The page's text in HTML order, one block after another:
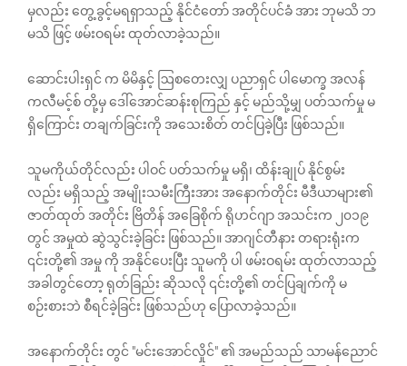
မှလည်း တွေ့ခွင့်မရရှာသည့် နိုင်ငံတော် အတိုင်ပင်ခံ အား ဘုမသိ ဘ
မသိ ဖြင့် ဖမ်းဝရမ်း ထုတ်လာခဲ့သည်။
ဆောင်းပါးရှင် က မိမိနှင့် ဩစ‌တေးလျှ ပညာရှင် ‌ပါမောက္ခ အလန်
ကလီမင့်စ် တို့မှ ဒေါ်အောင်ဆန်းစုကြည် နှင့် မည်သို့မျှ ပတ်သက်မှု မ
ရှိကြောင်း တချက်ခြင်းကို အသေးစိတ် တင်ပြခဲ့ပြီး ဖြစ်သည်။
သူမကိုယ်တိုင်လည်း ပါဝင် ပတ်သက်မှု မရှိ၊ ထိန်းချုပ် နိုင်စွမ်း
လည်း မရှိသည့် အမျိုးသမီးကြီးအား အနောက်တိုင်း မီဒီယာများ၏
ဇာတ်ထုတ် အတိုင်း ဗြိတိန် အခြေစိုက် ရိုဟင်ဂျာ အသင်းက ၂၀၁၉
တွင် အမှုထဲ ဆွဲသွင်းခဲ့ခြင်း ဖြစ်သည်။ အာဂျင်တီနား တရားရုံးက
၎င်းတို့၏ အမှု ကို အနိုင်ပေးပြီး သူမကို ပါ ဖမ်းဝရမ်း ထုတ်လာသည့်
အခါတွင်တော့ ရုတ်ခြည်း ဆိုသလို ၎င်းတို့၏ တင်ပြချက်ကို မ
စဉ်းစားဘဲ စီရင်ခဲ့ခြင်း ဖြစ်သည်ဟု ပြောလာခဲ့သည်။
အနောက်တိုင်း တွင် "မင်းအောင်လှိုင်" ၏ အမည်သည် သာမန်ညောင်